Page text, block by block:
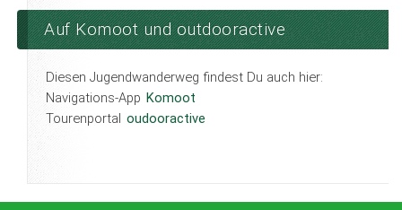
Auf Komoot und outdooractive
Diesen Jugendwanderweg findest Du auch hier:
Navigations-App Komoot
Tourenportal oudooractive